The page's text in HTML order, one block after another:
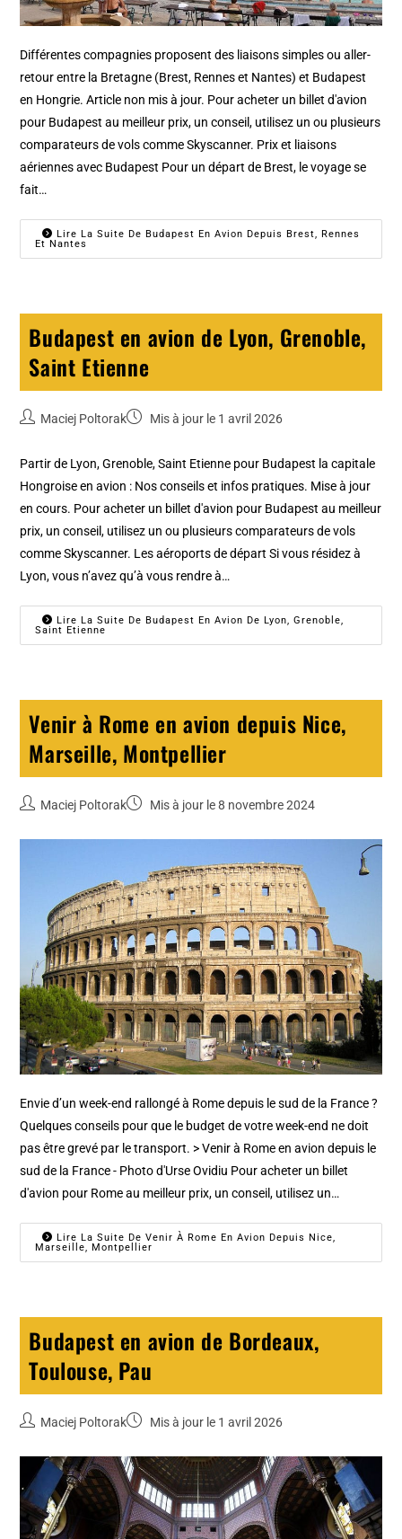
Différentes compagnies proposent des liaisons simples ou aller-
retour entre la Bretagne (Brest, Rennes et Nantes) et Budapest
en Hongrie. Article non mis à jour. Pour acheter un billet d'avion
pour Budapest au meilleur prix, un conseil, utilisez un ou plusieurs
comparateurs de vols comme Skyscanner. Prix et liaisons
aériennes avec Budapest Pour un départ de Brest, le voyage se
fait…
Lire La Suite De Budapest En Avion Depuis Brest, Rennes
Et Nantes
Budapest en avion de Lyon, Grenoble,
Saint Etienne
Maciej Poltorak Mis à jour le 1 avril 2026
Partir de Lyon, Grenoble, Saint Etienne pour Budapest la capitale
Hongroise en avion : Nos conseils et infos pratiques. Mise à jour
en cours. Pour acheter un billet d'avion pour Budapest au meilleur
prix, un conseil, utilisez un ou plusieurs comparateurs de vols
comme Skyscanner. Les aéroports de départ Si vous résidez à
Lyon, vous n’avez qu’à vous rendre à…
Lire La Suite De Budapest En Avion De Lyon, Grenoble,
Saint Etienne
Venir à Rome en avion depuis Nice,
Marseille, Montpellier
Maciej Poltorak Mis à jour le 8 novembre 2024
Envie d’un week-end rallongé à Rome depuis le sud de la France ?
Quelques conseils pour que le budget de votre week-end ne doit
pas être grevé par le transport. > Venir à Rome en avion depuis le
sud de la France - Photo d'Urse Ovidiu Pour acheter un billet
d'avion pour Rome au meilleur prix, un conseil, utilisez un…
Lire La Suite De Venir À Rome En Avion Depuis Nice,
Marseille, Montpellier
Budapest en avion de Bordeaux,
Toulouse, Pau
Maciej Poltorak Mis à jour le 1 avril 2026